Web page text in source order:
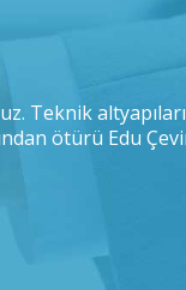
Teknik
ötürü Edu